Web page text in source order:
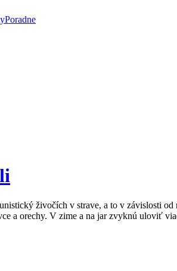
Poradne
živočích v strave, a to v závislosti
a orechy. V zime a na jar zvyknú uloviť